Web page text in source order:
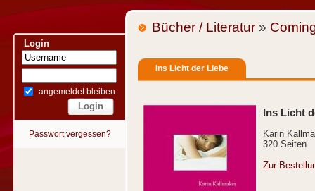
Login
angemeldet bleiben
Passwort vergessen?
Bücher / Literatur »
Ins Licht der Liebe
Ins Licht
Karin
320 Seiten
Zur